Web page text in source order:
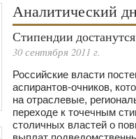
Аналитический
Стипендии
30 сентября 2011 г.
Российские власти
аспирантов-очников,
на отраслевые,
переходе к точечным
столичных властей о